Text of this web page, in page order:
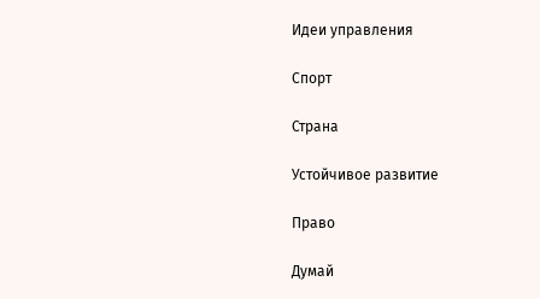
Идеи управления
Спорт
Страна
Устойчивое развитие
Право
Думай